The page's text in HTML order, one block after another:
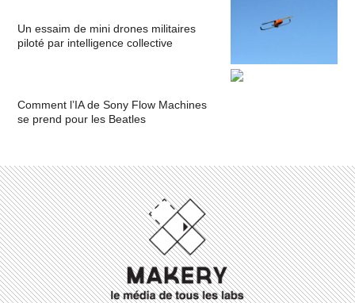
Un essaim de mini drones militaires
piloté par intelligence collective
Comment l’IA de Sony Flow Machines
se prend pour les Beatles